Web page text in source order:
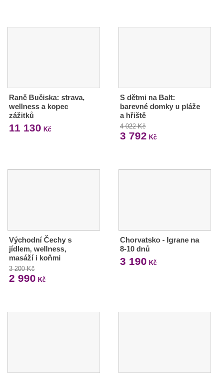
Ranč Bučiska: strava,
wellness a kopec
zážitků
11 130 Kč
S dětmi na Balt:
barevné domky u pláže
a hřiště
4 022 Kč
3 792 Kč
Východní Čechy s
jídlem, wellness,
masáží i koňmi
3 200 Kč
2 990 Kč
Chorvatsko - Igrane na
8-10 dnů
3 190 Kč